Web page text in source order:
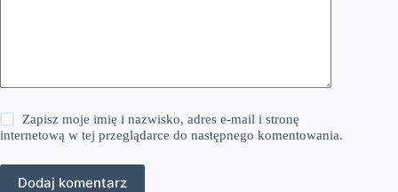
Zapisz moje imię i nazwisko, adres e-mail i stronę
internetową w tej przeglądarce do następnego komentowania.
Dodaj komentarz